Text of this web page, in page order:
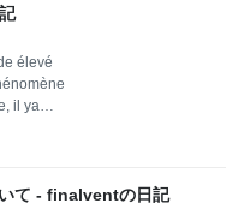
们不可到
élevé
il ya
réduit
en dépit de
いて - finalventの日記